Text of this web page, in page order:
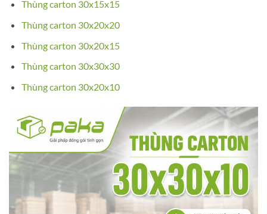
Thùng carton 30x15x15
Thùng carton 30x20x20
Thùng carton 30x20x15
Thùng carton 30x30x30
Thùng carton 30x20x10